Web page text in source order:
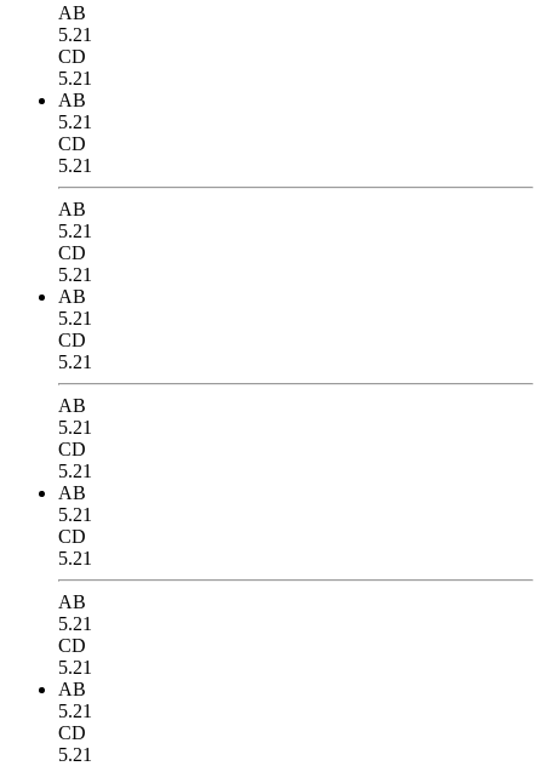
AB
5.21
CD
5.21
AB
5.21
CD
5.21
AB
5.21
CD
5.21
AB
5.21
CD
5.21
AB
5.21
CD
5.21
AB
5.21
CD
5.21
AB
5.21
CD
5.21
AB
5.21
CD
5.21